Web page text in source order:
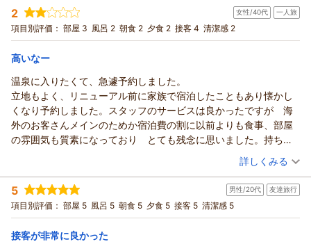
す。
最上階のお部屋からの眺めもお楽しみいただけたとのこと、嬉
しく思います。飛騨高山は時期によってまた違った景色が広が
りますので、また時期を変えてもお越しくださいませ。
ざいます。とても励みになります。「心身ともに癒された」と
のお言葉が、何より嬉しい気持ちでいっぱいでございます。
新館につきましてもご関心をお寄せいただき、ありがとうござ
います。新館は12月の開業を予定しておりますので、また違っ
た楽しみ方をしていただけるかと思います。
またお越しいただける日を、心より楽しみにお待ちしておりま
お客様係 田中
（返信日：2026/04/27）
また高山を訪れた際にはぜひ利用させていただきたいと思いま
す。
この度は本当にありがとうございました。
投稿者： なかさんさん
宿泊プラン： 【冬厳選】飛騨牛鉄板焼き付の月替わり会席プランがお得♪
和室 朝・夕 朝/個室利用 夕/個室利用
宿泊価格帯：
本陣平野屋 光風館からの返信
このたびは、本陣平野屋にお泊まりいただき、本当にありがと
うございます。
「最高でした」とのお言葉をいただき、とてもうれしく読ませ
ていただきました。
当日はお部屋に空きがありましたので、川側のお部屋でご用意
させていただきました。ゆっくりお過ごしいただけたご様子
に、ほっとしております。
また、駅までのお送りなど、少しでもお役に立てておりました
らうれしいです。
お料理もおいしく召し上がっていただけたとのこと、ありがと
2 女性/40代 一人旅
項目別評価： 部屋 3 風呂 2 朝食 2 夕食 2 接客 4 清潔感 2
高いなー
温泉に入りたくて、急遽予約しました。
立地もよく、リニューアル前に家族で宿泊したこともあり懐かし
くなり予約しました。スタッフのサービスは良かったですが 海
外のお客さんメインのためか宿泊費の割に以前よりも食事、部屋
の雰囲気も質素になっており とても残念に思いました。持ち込
みも禁止でびっくりしました。ハーゲンダッツよりも高いアイス1
（投稿日：2026/01/15）
宿泊時期： 2025年12月宿泊 (一人旅)
投稿者： ちさん(女性/40代)
宿泊プラン： 【リラぎふ】飛騨牛鉄板焼き付の月替わり会席プラン♪
朝・夕
朝/個室利用 夕/個室利用
宿泊価格帯： 30,001円以上(大人一人あたり/税込)
詳しくみる
5 男性/20代 友達旅行
項目別評価： 部屋 5 風呂 5 朝食 5 夕食 5 接客 5 清潔感 5
接客が非常に良かった